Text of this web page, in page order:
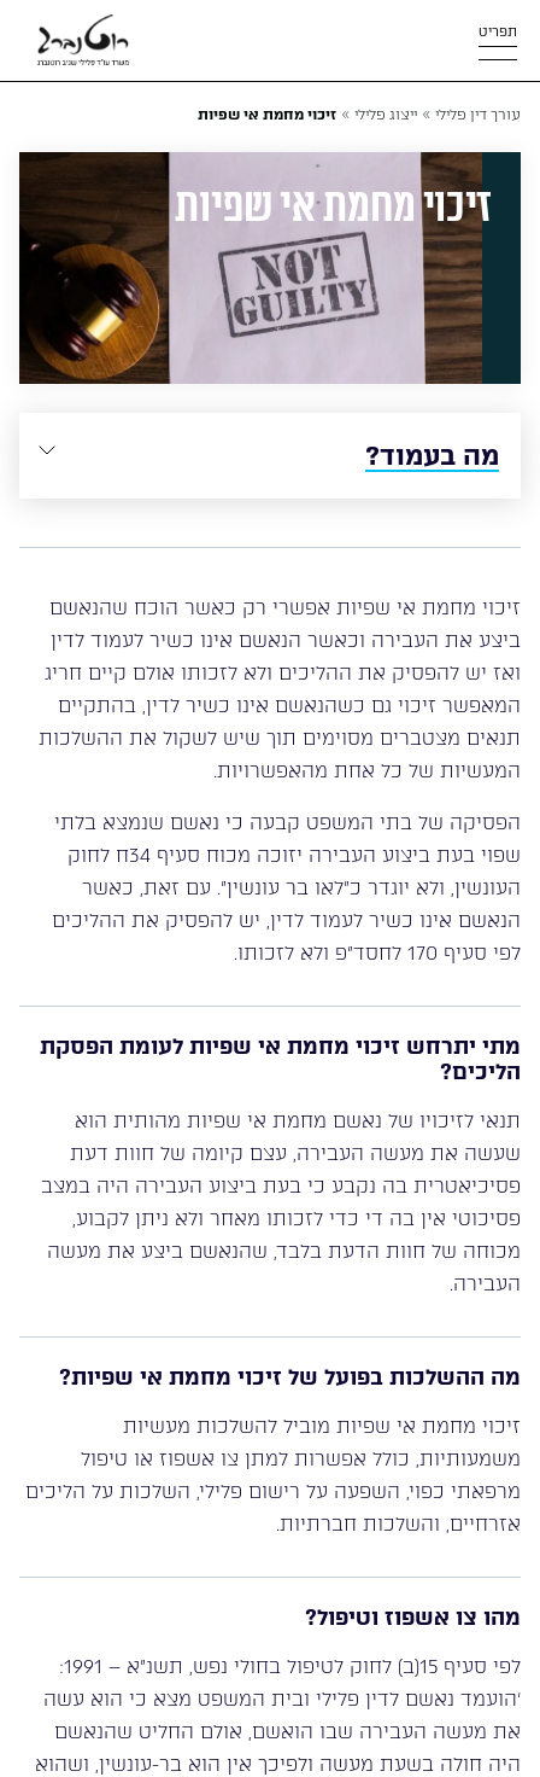
תפריט
עורך דין פלילי » ייצוג פלילי » זיכוי מחמת אי שפיות
זיכוי מחמת אי שפיות
מה בעמוד?
זיכוי מחמת אי שפיות אפשרי רק כאשר הוכח שהנאשם
ביצע את העבירה וכאשר הנאשם אינו כשיר לעמוד לדין
ואז יש להפסיק את ההליכים ולא לזכותו אולם קיים חריג
המאפשר זיכוי גם כשהנאשם אינו כשיר לדין, בהתקיים
תנאים מצטברים מסוימים תוך שיש לשקול את ההשלכות
המעשיות של כל אחת מהאפשרויות.
הפסיקה של בתי המשפט קבעה כי נאשם שנמצא בלתי
שפוי בעת ביצוע העבירה יזוכה מכוח סעיף 34ח לחוק
העונשין, ולא יוגדר כ”לאו בר עונשין”. עם זאת, כאשר
הנאשם אינו כשיר לעמוד לדין, יש להפסיק את ההליכים
לפי סעיף 170 לחסד”פ ולא לזכותו.
מתי יתרחש זיכוי מחמת אי שפיות לעומת הפסקת
הליכים?
תנאי לזיכויו של נאשם מחמת אי שפיות מהותית הוא
שעשה את מעשה העבירה, עצם קיומה של חוות דעת
פסיכיאטרית בה נקבע כי בעת ביצוע העבירה היה במצב
פסיכוטי אין בה די כדי לזכותו מאחר ולא ניתן לקבוע,
מכוחה של חוות הדעת בלבד, שהנאשם ביצע את מעשה
העבירה.
מה ההשלכות בפועל של זיכוי מחמת אי שפיות?
זיכוי מחמת אי שפיות מוביל להשלכות מעשיות
משמעותיות, כולל אפשרות למתן צו אשפוז או טיפול
מרפאתי כפוי, השפעה על רישום פלילי, השלכות על הליכים
אזרחיים, והשלכות חברתיות.
מהו צו אשפוז וטיפול?
לפי סעיף 15(ב) לחוק לטיפול בחולי נפש, תשנ”א – 1991:
‘הועמד נאשם לדין פלילי ובית המשפט מצא כי הוא עשה
את מעשה העבירה שבו הואשם, אולם החליט שהנאשם
היה חולה בשעת מעשה ולפיכך אין הוא בר-עונשין, ושהוא